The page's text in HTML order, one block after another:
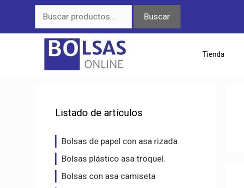
contenido
por:
Buscar
Tienda
Listado de artículos
Bolsas de papel con asa rizada.
Bolsas plástico asa troquel.
Bolsas con asa camiseta